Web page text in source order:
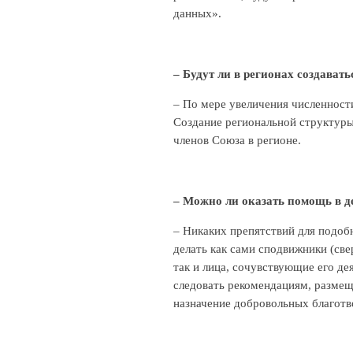
данных».
– Будут ли в регионах
– По мере увеличения
Создание региональной
членов Союза в регионе.
– Можно ли оказать помощь в
– Никаких препятствий для
делать как сами сподвижники
так и лица, сочувствующие его
следовать рекомендациям,
назначение добровольных